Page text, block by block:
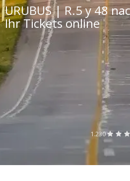
URUBUS | R.5 y 48
Ihr Tickets online
1.230